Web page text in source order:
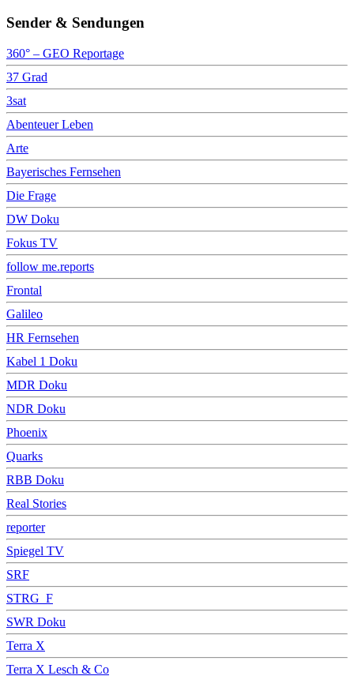
Sender & Sendungen
360° – GEO Reportage
37 Grad
3sat
Abenteuer Leben
Arte
Bayerisches Fernsehen
Die Frage
DW Doku
Fokus TV
follow me.reports
Frontal
Galileo
HR Fernsehen
Kabel 1 Doku
MDR Doku
NDR Doku
Phoenix
Quarks
RBB Doku
Real Stories
reporter
Spiegel TV
SRF
STRG_F
SWR Doku
Terra X
Terra X Lesch & Co